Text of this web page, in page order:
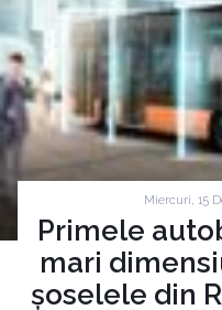
Miercuri, 15
Primele
mari
șoselele din